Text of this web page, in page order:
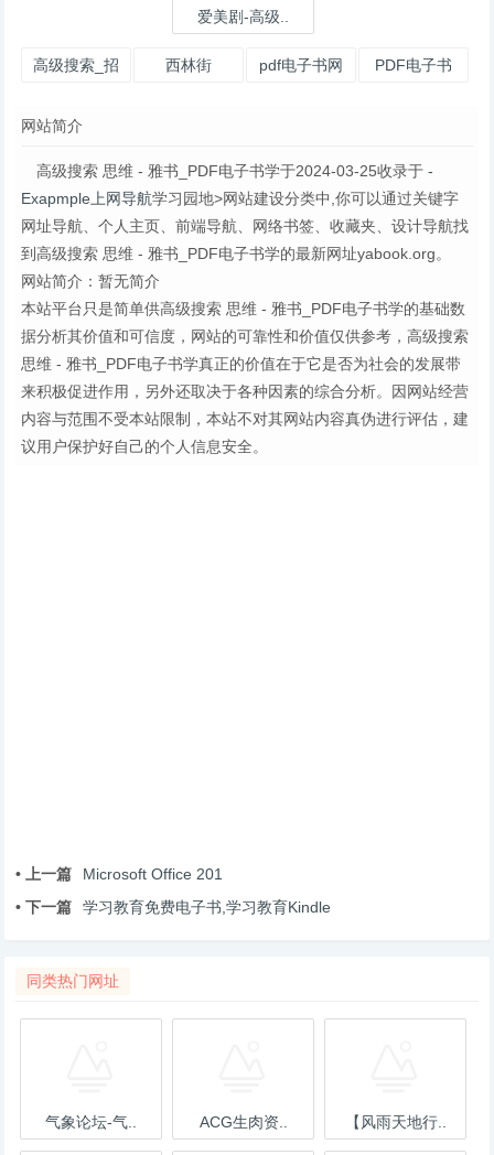
爱美剧-高级..
高级搜索_招
西林街 pdf电子书网 PDF电子书
网站简介
高级搜索 思维 - 雅书_PDF电子书学于2024-03-25收录于 -
Exapmple上网导航学习园地>网站建设分类中,你可以通过关键字
网址导航、个人主页、前端导航、网络书签、收藏夹、设计导航找
到高级搜索 思维 - 雅书_PDF电子书学的最新网址yabook.org。
网站简介：暂无简介
本站平台只是简单供高级搜索 思维 - 雅书_PDF电子书学的基础数
据分析其价值和可信度，网站的可靠性和价值仅供参考，高级搜索
思维 - 雅书_PDF电子书学真正的价值在于它是否为社会的发展带
来积极促进作用，另外还取决于各种因素的综合分析。因网站经营
内容与范围不受本站限制，本站不对其网站内容真伪进行评估，建
议用户保护好自己的个人信息安全。
• 上一篇
Microsoft Office 201
• 下一篇
学习教育免费电子书,学习教育Kindle
同类热门网址
气象论坛-气.. ACG生肉资.. 【风雨天地行..